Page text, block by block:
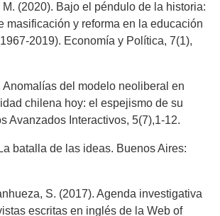
M. (2020). Bajo el péndulo de la historia:
masificación y reforma en la educación
2019). Economía y Política, 7(1),
Anomalías del modelo neoliberal en
chilena hoy: el espejismo de su
Avanzados Interactivos, 5(7),1-12.
batalla de las ideas. Buenos Aires:
S. (2017). Agenda investigativa
escritas en inglés de la Web of